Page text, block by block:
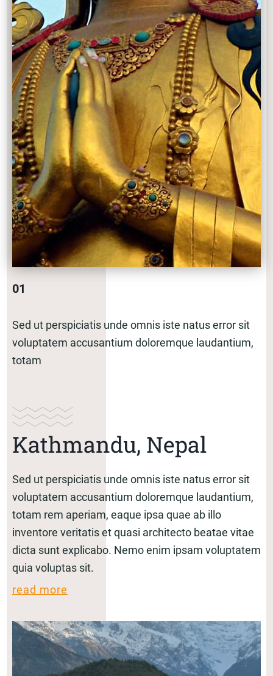
01
Sed ut perspiciatis unde omnis iste natus error sit
voluptatem accusantium doloremque laudantium,
totam
Kathmandu, Nepal
Sed ut perspiciatis unde omnis iste natus error sit
voluptatem accusantium doloremque laudantium,
totam rem aperiam, eaque ipsa quae ab illo
inventore veritatis et quasi architecto beatae vitae
dicta sunt explicabo. Nemo enim ipsam voluptatem
quia voluptas sit.
read more